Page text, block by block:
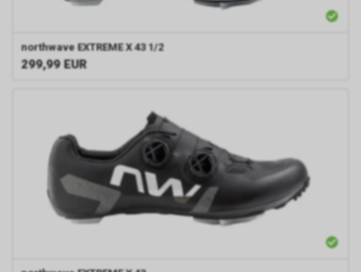
northwave EXTREME X 43 1/2
299,99 EUR